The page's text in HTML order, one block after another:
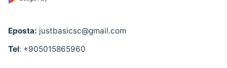
Eposta: justbasicsc@gmail.com
Tel: +905015865960